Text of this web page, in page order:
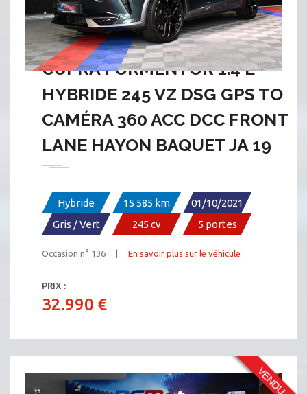
CUPRA FORMENTOR 1.4 E
HYBRIDE 245 VZ DSG GPS TO
CAMÉRA 360 ACC DCC FRONT
LANE HAYON BAQUET JA 19
Hybride 15 585 km
01/10/2021
Gris / Vert
245 cv 5 portes
Occasion n° 136 | En savoir plus sur le véhicule
PRIX :
32.990 €